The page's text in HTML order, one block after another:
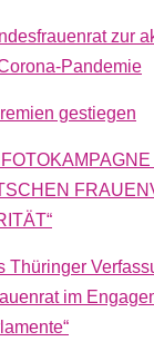
zur
Pandemie
gestiegen
Thüringer
im